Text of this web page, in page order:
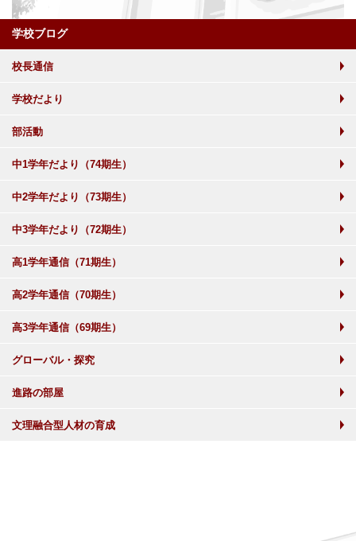
学校ブログ
校長通信
学校だより
部活動
中1学年だより（74期生）
中2学年だより（73期生）
中3学年だより（72期生）
高1学年通信（71期生）
高2学年通信（70期生）
高3学年通信（69期生）
グローバル・探究
進路の部屋
文理融合型人材の育成